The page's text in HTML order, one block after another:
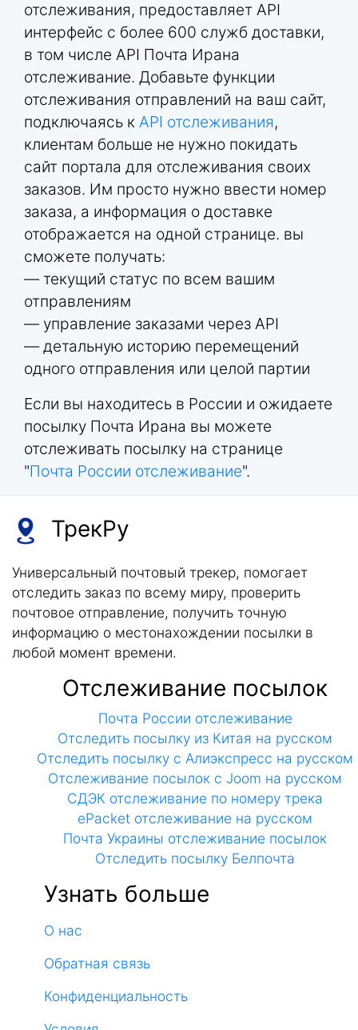
отслеживания, предоставляет API
интерфейс с более 600 служб доставки,
в том числе API Почта Ирана
отслеживание. Добавьте функции
отслеживания отправлений на ваш сайт,
подключаясь к API отслеживания,
клиентам больше не нужно покидать
сайт портала для отслеживания своих
заказов. Им просто нужно ввести номер
заказа, а информация о доставке
отображается на одной странице. вы
сможете получать:
— текущий статус по всем вашим
отправлениям
— управление заказами через API
— детальную историю перемещений
одного отправления или целой партии
Если вы находитесь в России и ожидаете
посылку Почта Ирана вы можете
отслеживать посылку на странице
"Почта России отслеживание".
ТрекРу
Универсальный почтовый трекер, помогает
отследить заказ по всему миру, проверить
почтовое отправление, получить точную
информацию о местонахождении посылки в
любой момент времени.
Отслеживание посылок
Почта России отслеживание
Отследить посылку из Китая на русском
Отследить посылку с Алиэкспресс на русском
Отслеживание посылок с Joom на русском
СДЭК отслеживание по номеру трека
ePacket отслеживание на русском
Почта Украины отслеживание посылок
Отследить посылку Белпочта
Узнать больше
О нас
Обратная связь
Конфиденциальность